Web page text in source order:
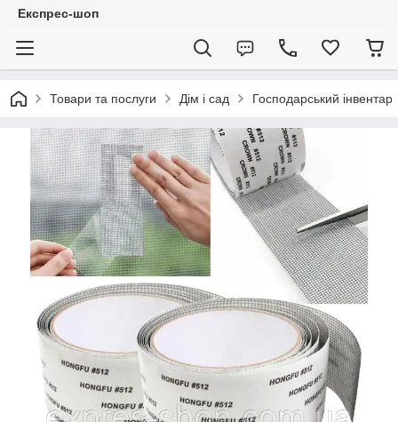
Експрес-шоп
Товари та послуги Дім і сад Господарський інвентар